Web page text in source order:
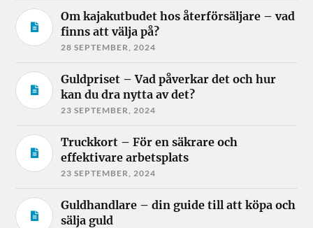
Om kajakutbudet hos återförsäljare – vad
finns att välja på?
28 SEPTEMBER, 2024
Guldpriset – Vad påverkar det och hur
kan du dra nytta av det?
23 SEPTEMBER, 2024
Truckkort – För en säkrare och
effektivare arbetsplats
23 SEPTEMBER, 2024
Guldhandlare – din guide till att köpa och
sälja guld